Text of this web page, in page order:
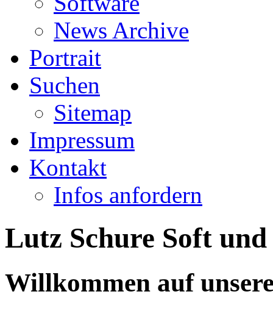
News Archive
Portrait
Suchen
Sitemap
Impressum
Kontakt
Infos anfordern
Lutz Schure Soft
Willkommen auf